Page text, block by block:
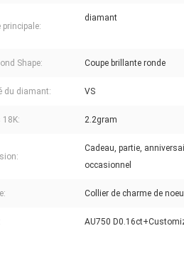
principale:
diamant
Shape: Coupe brillante ronde
du diamant: VS
18K: 2.2gram
Cadeau, partie,
occasionnel
Collier de charme de
AU750